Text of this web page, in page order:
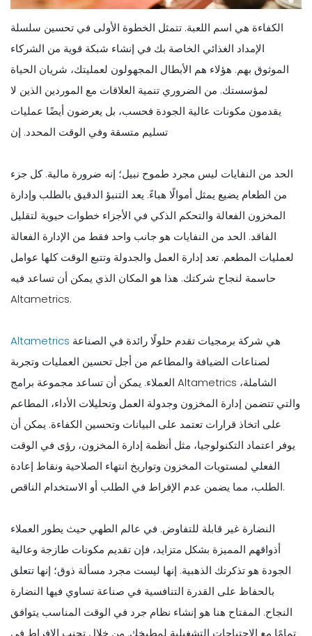
الكفاءة هي اسم اللعبة. تتمثل الخطوة الأولى في تحسين سلسلة
الإمداد الغذائي الخاصة بك في إنشاء شبكة قوية من الشركاء
الموثوق بهم. هؤلاء هم الأبطال المجهولون لعمليتك، شريان الحياة
لمؤسستك. من الضروري تنمية العلاقات مع الموردين الذين لا
يقدمون مكونات عالية الجودة فحسب، بل يعرضون أيضًا عمليات
تسليم متسقة وفي الوقت المحدد. إن
الحد من النفايات ليس مجرد طموح نبيل؛ إنه ضرورة مالية. كل جزء
من الطعام يضيع يمثل أموالًا هباءً. يعد التنبؤ الدقيق بالطلب وإدارة
المخزون الفعالة والتحكم الذكي في الأجزاء خطوات حيوية لتقليل
الفاقد. الحد من النفايات هو جانب واحد فقط من الإدارة الفعالة
لعمليات المطعم. تعد إدارة العمل والجدولة وتتبع الوقت كلها عوامل
حاسمة لنجاح شركتك. هذا هو المكان الذي يمكن أن تساعد فيه
Altametrics.
Altametrics
لصناعات الضيافة والمطاعم من أجل تحسين العمليات وتجربة
العملاء. يمكن أن تساعد مجموعة برامج Altametrics الشاملة،
والتي تتضمن إدارة المخزون وجدولة العمل وتحليلات الأداء، المطاعم
على اتخاذ قرارات تعتمد على البيانات وتحسين الكفاءة. يمكن أن
يوفر اعتماد التكنولوجيا، مثل أنظمة إدارة المخزون، رؤى في الوقت
الفعلي لمستويات المخزون وتواريخ انتهاء الصلاحية ونقاط إعادة
الطلب، مما يضمن عدم الإفراط في الطلب أو الاستخدام الناقص.
النضارة غير قابلة للتفاوض. في عالم الطهي حيث يطور العملاء
أذواقهم المميزة بشكل متزايد، فإن تقديم مكونات طازجة وعالية
الجودة هو تذكرتك الذهبية. إنها ليست مجرد مسألة ذوق؛ إنها تتعلق
بالحفاظ على القدرة التنافسية في صناعة تساوي فيها النضارة
النجاح. المفتاح هنا هو إنشاء نظام جرد في الوقت المناسب يتوافق
تمامًا مع الاحتياجات التشغيلية لمطبخك. من خلال تجنب الإفراط في